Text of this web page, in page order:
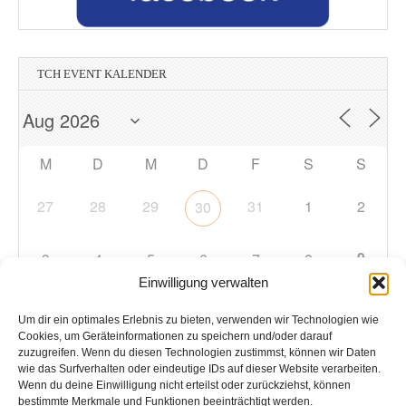
Einwilligung verwalten
Um dir ein optimales Erlebnis zu bieten, verwenden wir Technologien wie
Cookies, um Geräteinformationen zu speichern und/oder darauf
zuzugreifen. Wenn du diesen Technologien zustimmst, können wir Daten
wie das Surfverhalten oder eindeutige IDs auf dieser Website verarbeiten.
Wenn du deine Einwilligung nicht erteilst oder zurückziehst, können
bestimmte Merkmale und Funktionen beeinträchtigt werden.
TCH EVENT KALENDER
M D M D F S S
27 28 29 30 31 1 2
3 4 5 6 7 8 9
10 11 12 13 14 15
17 18 19 20 21 22 23